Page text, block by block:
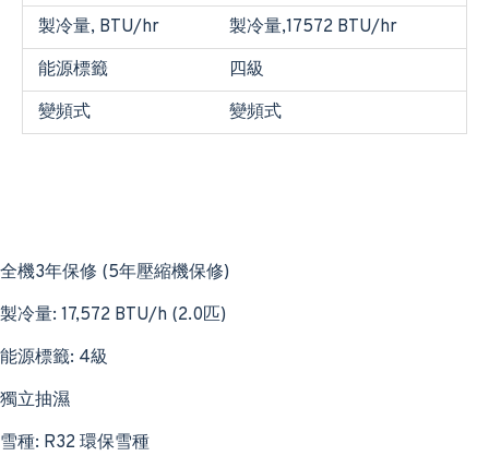
製冷量, BTU/hr
製冷量,17572 BTU/hr
能源標籤
四級
變頻式
變頻式
全機3年保修 (5年壓縮機保修)
製冷量: 17,572 BTU/h (2.0匹)
能源標籤: 4級
獨立抽濕
雪種: R32 環保雪種